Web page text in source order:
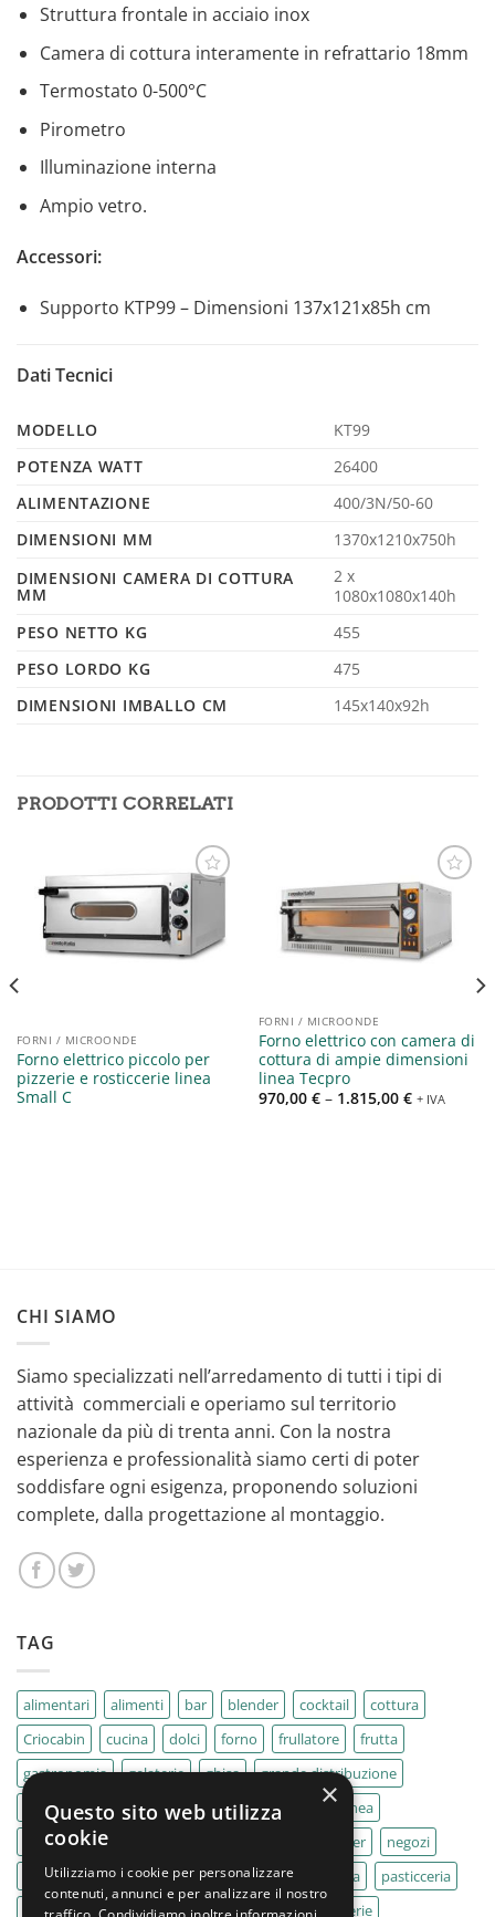
Struttura frontale in acciaio inox
Camera di cottura interamente in refrattario 18mm
Termostato 0-500°C
Pirometro
Illuminazione interna
Ampio vetro.
Accessori:
Supporto KTP99 – Dimensioni 137x121x85h cm
Dati Tecnici
MODELLO
KT99
POTENZA WATT
26400
ALIMENTAZIONE
400/3N/50-60
DIMENSIONI MM
1370x1210x750h
DIMENSIONI CAMERA DI COTTURA
MM
2 x
1080x1080x140h
PESO NETTO KG
455
PESO LORDO KG
475
DIMENSIONI IMBALLO CM
145x140x92h
PRODOTTI CORRELATI
Aggiungi
alla lista
dei
FORNI / MICROONDE
Forno elettrico piccolo per
pizzerie e rosticcerie linea
Small C
Aggiungi
alla lista
FORNI / MICROONDE
Forno elettrico con camera di
cottura di ampie dimensioni
linea Tecpro
970,00 €– 1.815,00 € + IVA
CHI SIAMO
Siamo specializzati nell’arredamento di tutti i tipi di
attività commerciali e operiamo sul territorio
nazionale da più di trenta anni. Con la nostra
esperienza e professionalità siamo certi di poter
soddisfare ogni esigenza, proponendo soluzioni
complete, dalla progettazione al montaggio.
TAG
alimentari alimenti bar blender cocktail
cottura
Criocabin
cucina dolci forno frullatore
frutta
gastronomia
gelaterie ghisa
grande distribuzione
IMPASTATRICE
impastatrici kebab
La Felsinea
MACELLERIA
mixer
negozi
Outlet
pane panifici panificio paninoteca
pasticceria
pasticcerie
pescherie pizza pizzeria pizzerie
×
Questo sito web utilizza
cookie
Utilizziamo i cookie per personalizzare
contenuti, annunci e per analizzare il nostro